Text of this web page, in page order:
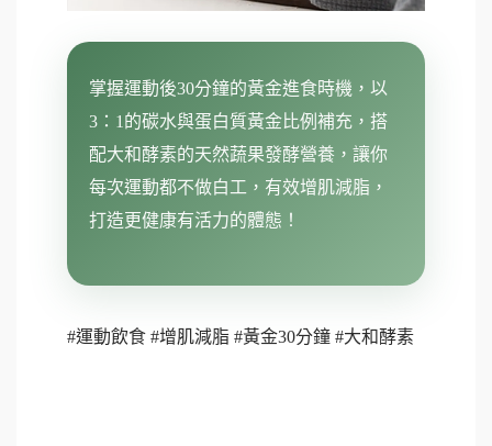
掌握運動後30分鐘的黃金進食時機，以
3：1的碳水與蛋白質黃金比例補充，搭
配大和酵素的天然蔬果發酵營養，讓你
每次運動都不做白工，有效增肌減脂，
打造更健康有活力的體態！
#運動飲食 #增肌減脂 #黃金30分鐘 #大和酵素